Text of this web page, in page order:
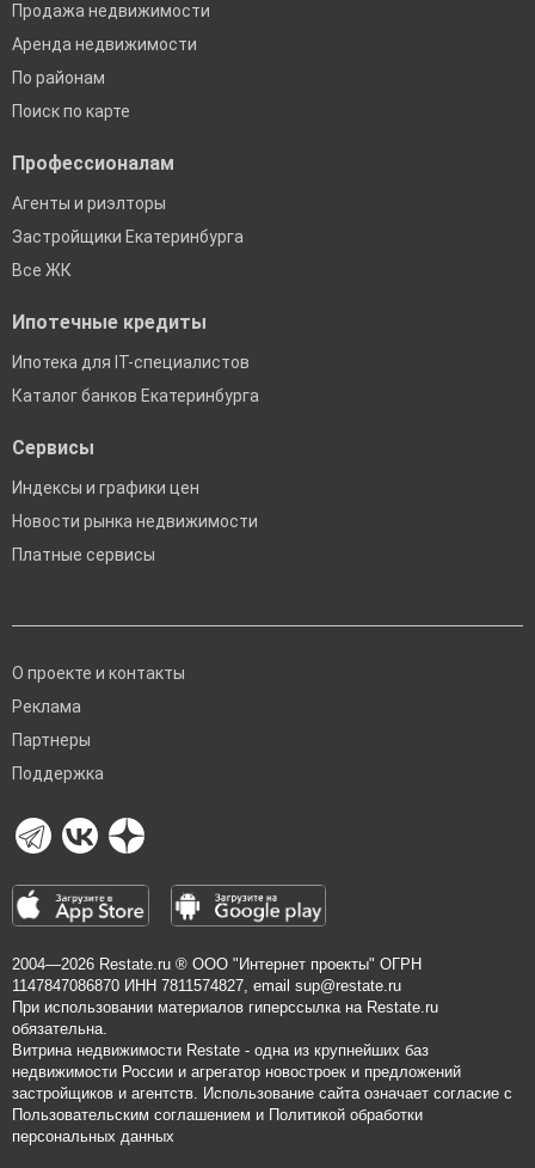
Продажа недвижимости
Аренда недвижимости
По районам
Поиск по карте
Профессионалам
Агенты и риэлторы
Застройщики Екатеринбурга
Все ЖК
Ипотечные кредиты
Ипотека для IT-специалистов
Каталог банков Екатеринбурга
Сервисы
Индексы и графики цен
Новости рынка недвижимости
Платные сервисы
О проекте и контакты
Реклама
Партнеры
Поддержка
2004—2026 Restate.ru ® ООО "Интернет проекты" ОГРН
1147847086870 ИНН 7811574827, email sup@restate.ru
При использовании материалов гиперссылка на Restate.ru
обязательна.
Витрина недвижимости Restate - одна из крупнейших баз
недвижимости России и агрегатор новостроек и предложений
застройщиков и агентств. Использование сайта означает согласие с
Пользовательским соглашением и Политикой обработки
персональных данных